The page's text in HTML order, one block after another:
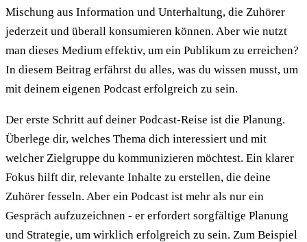
Mischung aus Information und Unterhaltung, die Zuhörer
jederzeit und überall konsumieren können. Aber wie nutzt
man dieses Medium effektiv, um ein Publikum zu erreichen?
In diesem Beitrag erfährst du alles, was du wissen musst, um
mit deinem eigenen Podcast erfolgreich zu sein.
Der erste Schritt auf deiner Podcast-Reise ist die Planung.
Überlege dir, welches Thema dich interessiert und mit
welcher Zielgruppe du kommunizieren möchtest. Ein klarer
Fokus hilft dir, relevante Inhalte zu erstellen, die deine
Zuhörer fesseln. Aber ein Podcast ist mehr als nur ein
Gespräch aufzuzeichnen - er erfordert sorgfältige Planung
und Strategie, um wirklich erfolgreich zu sein. Zum Beispiel